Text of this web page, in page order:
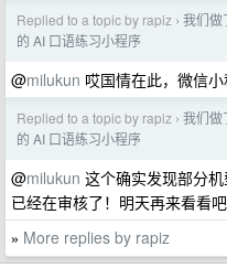
Replied to a topic by rapiz › 我们做
的 AI 口语练习小程序
@milukun 哎国情在此，微信
Replied to a topic by rapiz › 我们做
的 AI 口语练习小程序
@milukun 这个确实发现部分机
已经在审核了！明天再来看看吧
» More replies by rapiz